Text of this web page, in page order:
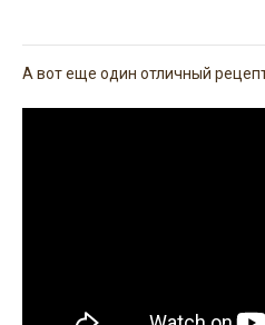
А вот еще один отличный